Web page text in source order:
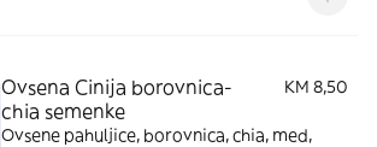
Ovsena Cinija borovnica-
chia semenke
KM 8,50
Ovsene pahuljice, borovnica, chia, med,